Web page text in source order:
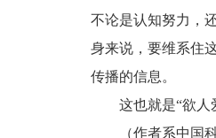
不论是认知努力，
身来说，要维系住
传播的信息。
这也就是“欲人
（作者系中国